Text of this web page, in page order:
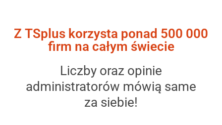
Z TSplus korzysta ponad 500 000
firm na całym świecie
Liczby oraz opinie
administratorów mówią same
za siebie!